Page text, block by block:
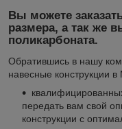
Вы можете
размера, а так же
поликарбоната.
Обратившись в нашу
навесные конструкции
передать вам свой
конструкции с